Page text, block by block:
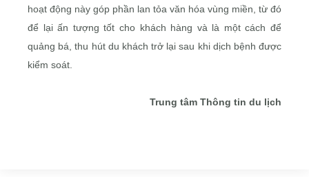
hoạt động này góp phần lan tỏa văn hóa vùng miền, từ đó
để lại ấn tượng tốt cho khách hàng và là một cách để
quảng bá, thu hút du khách trở lại sau khi dịch bệnh được
kiểm soát.
Trung tâm Thông tin du lịch